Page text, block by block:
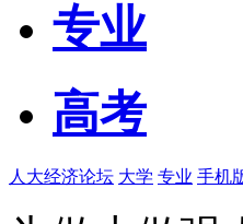
专业
高考
人大经济论坛 大学 专业 手机